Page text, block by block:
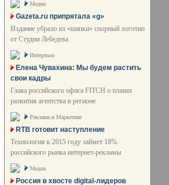
Медиа
Gazeta.ru припрятала «g»
Издание убрало из «шапки» спорный логотип
от Студии Лебедева
Интервью
Елена Чувахина: Мы будем растить
свои кадры
Глава российского офиса FITCH о планах
развития агентства в регионе
Реклама и Маркетинг
RTB готовит наступление
Технология к 2015 году займет 18%
российского рынка интернет-рекламы
Медиа
Россия в хвосте digital-лидеров